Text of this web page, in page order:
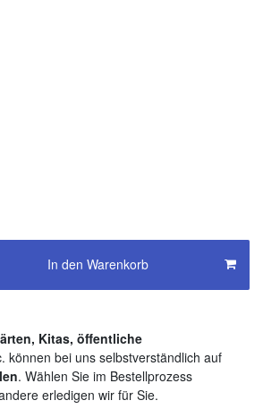
In den Warenkorb
Kitas, öffentliche
können bei uns selbstverständlich auf
. Wählen Sie im Bestellprozess
erledigen wir für Sie.